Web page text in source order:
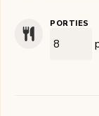
PORTIES